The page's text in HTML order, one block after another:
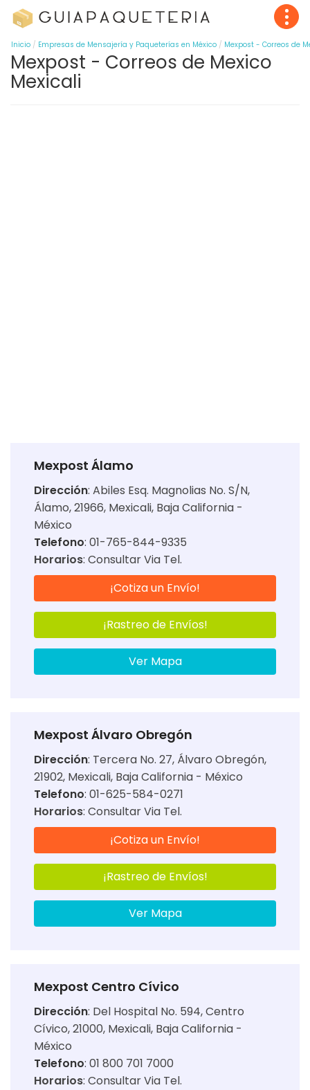
Inicio Empresas de Mensajería y Paqueterías en México Mexpost - Correos de
Mexpost - Correos de Mexico
Mexicali
Mexpost Álamo
Dirección: Abiles Esq. Magnolias No. S/N,
Álamo, 21966, Mexicali, Baja California -
México
Telefono: 01-765-844-9335
Horarios: Consultar Via Tel.
¡Cotiza un Envío!
¡Rastreo de Envíos!
Ver Mapa
Mexpost Álvaro Obregón
Dirección: Tercera No. 27, Álvaro Obregón,
21902, Mexicali, Baja California - México
Telefono: 01-625-584-0271
Horarios: Consultar Via Tel.
¡Cotiza un Envío!
¡Rastreo de Envíos!
Ver Mapa
Mexpost Centro Cívico
Dirección: Del Hospital No. 594, Centro
Cívico, 21000, Mexicali, Baja California -
México
Telefono: 01 800 701 7000
Horarios: Consultar Via Tel.